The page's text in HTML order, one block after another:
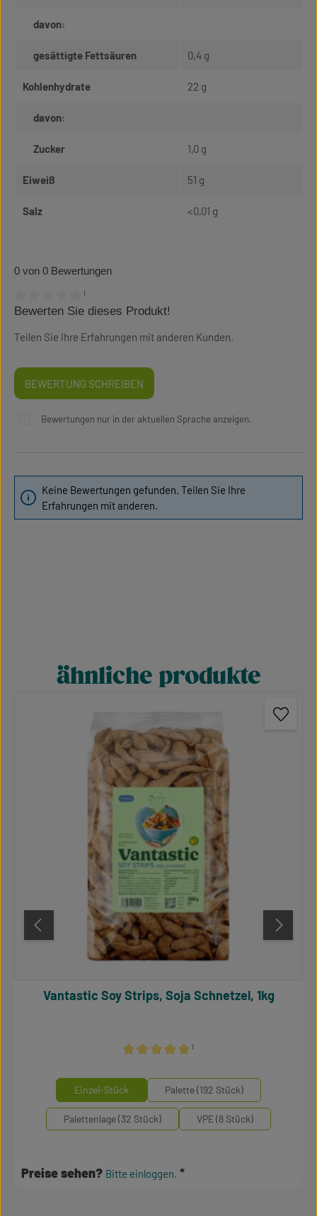
davon:
gesättigte Fettsäuren 0,4 g
Kohlenhydrate 22 g
davon:
Zucker 1,0 g
Eiweiß 51 g
Salz <0,01 g
0 von 0 Bewertungen
Durchschnittliche Bewertung von 0 von 5 Sternen
¹
Bewerten Sie dieses Produkt!
Teilen Sie Ihre Erfahrungen mit anderen Kunden.
BEWERTUNG SCHREIBEN
Bewertungen nur in der aktuellen Sprache anzeigen.
Keine Bewertungen gefunden. Teilen Sie Ihre
Erfahrungen mit anderen.
Produktgalerie überspringen
ähnliche produkte
¹
Vantastic Soy Strips, Soja Schnetzel, 1kg
Mengeneinheiten auswählen
Einzel-Stück Palette (192 Stück)
Palettenlage (32 Stück) VPE (8 Stück)
Preise sehen? Bitte einloggen.